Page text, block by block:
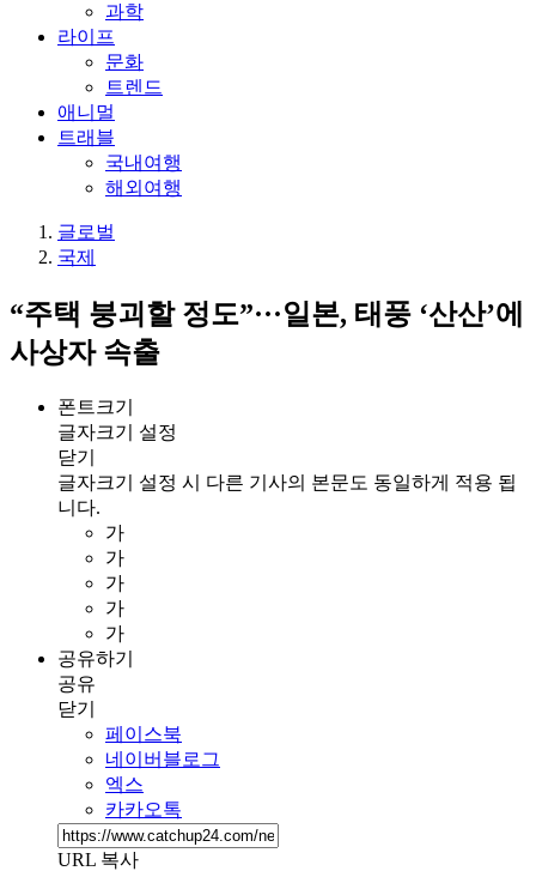
과학
라이프
문화
트렌드
애니멀
트래블
국내여행
해외여행
글로벌
국제
“주택 붕괴할 정도”···일본, 태풍 ‘산산’에
사상자 속출
폰트크기
글자크기 설정
닫기
글자크기 설정 시 다른 기사의 본문도 동일하게 적용 됩
니다.
가
가
가
가
가
공유하기
공유
닫기
페이스북
네이버블로그
엑스
카카오톡
URL 복사